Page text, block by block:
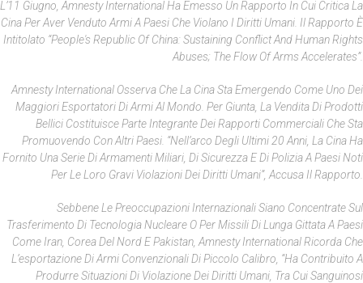
L’11 Giugno, Amnesty International Ha Emesso Un Rapporto In Cui Critica La
Cina Per Aver Venduto Armi A Paesi Che Violano I Diritti Umani. Il Rapporto È
Intitolato “People's Republic Of China: Sustaining Conflict And Human Rights
Abuses; The Flow Of Arms Accelerates”.
Amnesty International Osserva Che La Cina Sta Emergendo Come Uno Dei
Maggiori Esportatori Di Armi Al Mondo. Per Giunta, La Vendita Di Prodotti
Bellici Costituisce Parte Integrante Dei Rapporti Commerciali Che Sta
Promuovendo Con Altri Paesi. “Nell’arco Degli Ultimi 20 Anni, La Cina Ha
Fornito Una Serie Di Armamenti Miliari, Di Sicurezza E Di Polizia A Paesi Noti
Per Le Loro Gravi Violazioni Dei Diritti Umani”, Accusa Il Rapporto.
Sebbene Le Preoccupazioni Internazionali Siano Concentrate Sul
Trasferimento Di Tecnologia Nucleare O Per Missili Di Lunga Gittata A Paesi
Come Iran, Corea Del Nord E Pakistan, Amnesty International Ricorda Che
L’esportazione Di Armi Convenzionali Di Piccolo Calibro, “ha Contribuito A
Produrre Situazioni Di Violazione Dei Diritti Umani, Tra Cui Sanguinosi